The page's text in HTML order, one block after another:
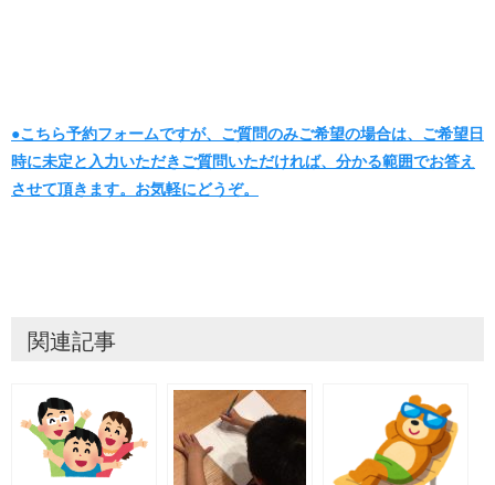
●こちら予約フォームですが、ご質問のみご希望の場合は、ご希望日
時に未定と入力いただきご質問いただければ、分かる範囲でお答え
させて頂きます。お気軽にどうぞ。
関連記事